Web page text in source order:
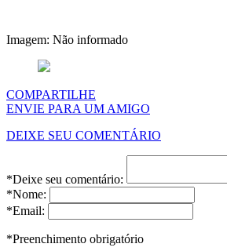
Imagem: Não informado
COMPARTILHE
ENVIE PARA UM AMIGO
DEIXE SEU COMENTÁRIO
*Deixe seu comentário:
*Nome:
*Email:
*Preenchimento obrigatório